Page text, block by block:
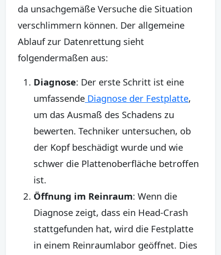
da unsachgemäße Versuche die Situation
verschlimmern können. Der allgemeine
Ablauf zur Datenrettung sieht
folgendermaßen aus:
Diagnose: Der erste Schritt ist eine
umfassende Diagnose der Festplatte,
um das Ausmaß des Schadens zu
bewerten. Techniker untersuchen, ob
der Kopf beschädigt wurde und wie
schwer die Plattenoberfläche betroffen
ist.
Öffnung im Reinraum: Wenn die
Diagnose zeigt, dass ein Head-Crash
stattgefunden hat, wird die Festplatte
in einem Reinraumlabor geöffnet. Dies